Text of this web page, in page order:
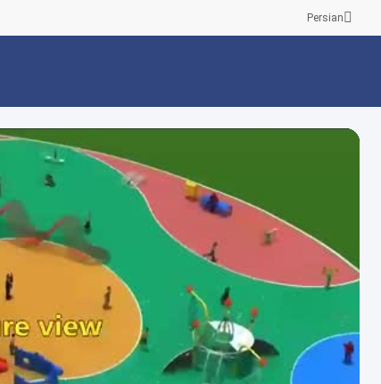
Persian